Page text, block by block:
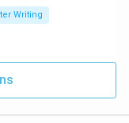
Writing